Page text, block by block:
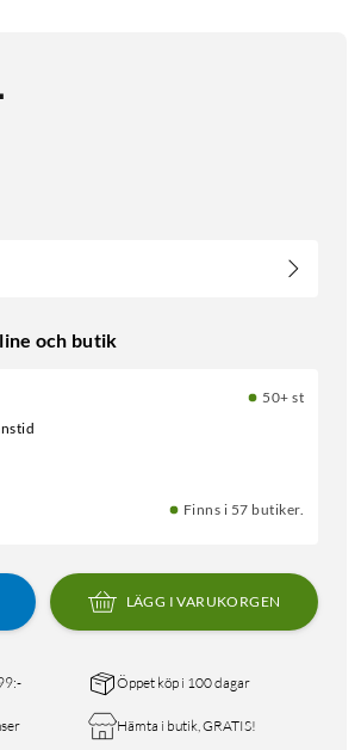
och butik
50+ st
Finns i 57 butiker.
LÄGG I VARUKORGEN
Öppet köp i 100 dagar
Hämta i butik, GRATIS!